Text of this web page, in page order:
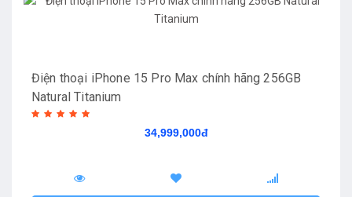
Điện thoại iPhone 15 Pro Max chính hãng 256GB
Natural Titanium
34,999,000đ